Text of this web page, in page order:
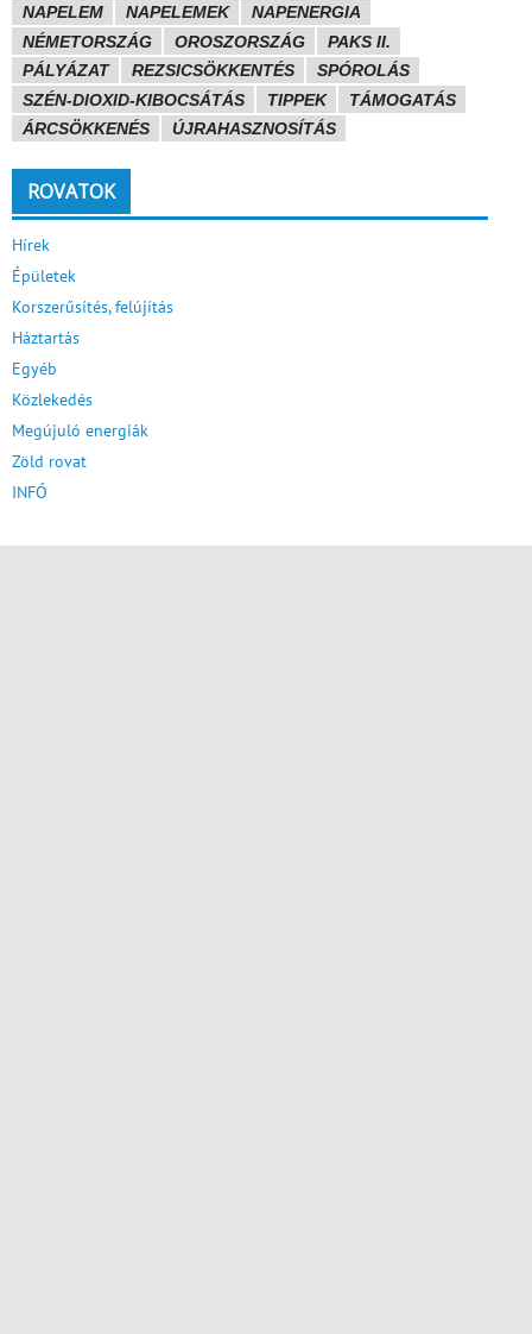
NAPELEM
NAPELEMEK
NAPENERGIA
NÉMETORSZÁG
OROSZORSZÁG
PAKS II.
PÁLYÁZAT
REZSICSÖKKENTÉS
SPÓROLÁS
SZÉN-DIOXID-KIBOCSÁTÁS
TIPPEK
TÁMOGATÁS
ÁRCSÖKKENÉS
ÚJRAHASZNOSÍTÁS
ROVATOK
Hírek
Épületek
Korszerűsítés, felújítás
Háztartás
Egyéb
Közlekedés
Megújuló energiák
Zöld rovat
INFÓ